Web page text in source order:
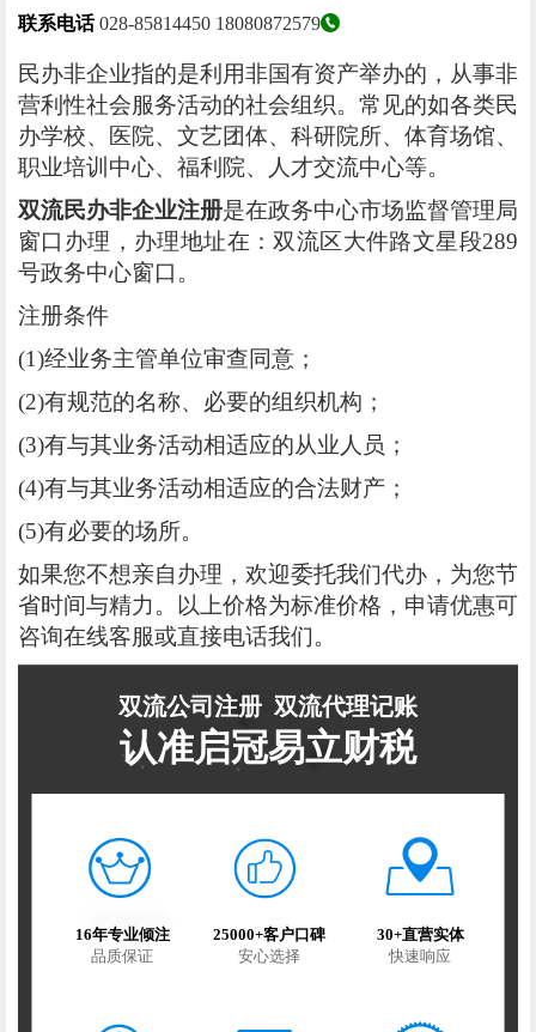
联系电话 028-85814450 18080872579
民办非企业指的是利用非国有资产举办的，从事非
营利性社会服务活动的社会组织。常见的如各类民
办学校、医院、文艺团体、科研院所、体育场馆、
职业培训中心、福利院、人才交流中心等。
双流民办非企业注册是在政务中心市场监督管理局
窗口办理，办理地址在：双流区大件路文星段289
号政务中心窗口。
注册条件
(1)经业务主管单位审查同意；
(2)有规范的名称、必要的组织机构；
(3)有与其业务活动相适应的从业人员；
(4)有与其业务活动相适应的合法财产；
(5)有必要的场所。
如果您不想亲自办理，欢迎委托我们代办，为您节
省时间与精力。以上价格为标准价格，申请优惠可
咨询在线客服或直接电话我们。
双流公司注册 双流代理记账
认准启冠易立财税
16年专业倾注
品质保证
25000+客户口碑
安心选择
30+直营实体
快速响应